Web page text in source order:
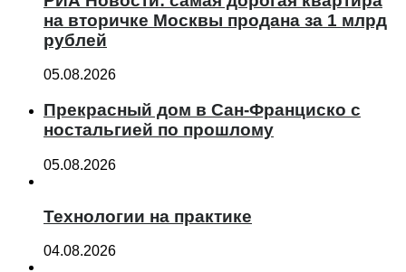
на вторичке Москвы продана за 1 млрд
рублей
05.08.2026
Прекрасный дом в Сан-Франциско с
ностальгией по прошлому
05.08.2026
Технологии на практике
04.08.2026